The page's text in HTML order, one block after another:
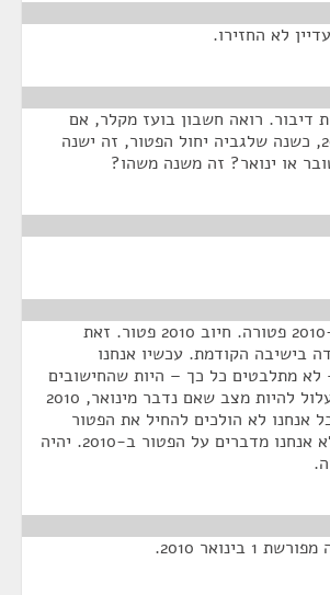
לא החזירו.
דיבור. רואה חשבון בועז מקלר, אם
אנחנו נדבר על 2010, כשנה שלגביה יחול הפטור, זה ישנה
או ינואר? זה משנה משהו?
בחוק יהיה כתוב ש-2010 פטורה. חיוב 2010 פטור. זאת
בישיבה הקודמת. עכשיו אנחנו
מתלבטים כל כך – היות שהחישובים
נעשים מאוקטובר, עלול להיות מצב שאם נדבר מינואר, 2010
אנחנו לא הולכים להחיל את הפטור
מאוקטובר 2009 אלא אנחנו מדברים על הפטור ב-2010. יהיה
2010.